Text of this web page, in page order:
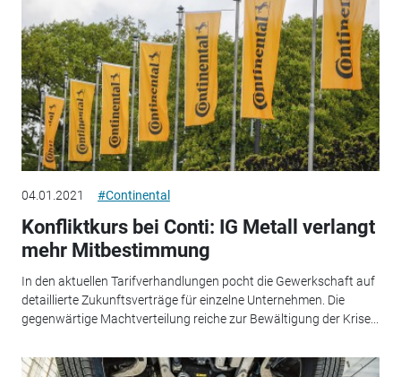
04.01.2021 #Continental
Konfliktkurs bei Conti: IG Metall verlangt
mehr Mitbestimmung
In den aktuellen Tarifverhandlungen pocht die Gewerkschaft auf
detaillierte Zukunftsverträge für einzelne Unternehmen. Die
gegenwärtige Machtverteilung reiche zur Bewältigung der Krise...